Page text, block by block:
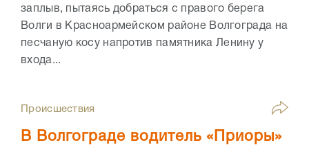
заплыв, пытаясь добраться с правого берега
Волги в Красноармейском районе Волгограда на
песчаную косу напротив памятника Ленину у
входа...
Происшествия
В Волгограде водитель «Приоры»